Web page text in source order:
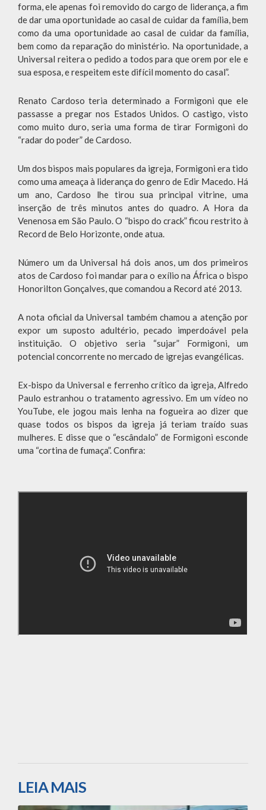
forma, ele apenas foi removido do cargo de liderança, a fim
de dar uma oportunidade ao casal de cuidar da família, bem
como da uma oportunidade ao casal de cuidar da família,
bem como da reparação do ministério. Na oportunidade, a
Universal reitera o pedido a todos para que orem por ele e
sua esposa, e respeitem este difícil momento do casal”.
Renato Cardoso teria determinado a Formigoni que ele
passasse a pregar nos Estados Unidos. O castigo, visto
como muito duro, seria uma forma de tirar Formigoni do
“radar do poder” de Cardoso.
Um dos bispos mais populares da igreja, Formigoni era tido
como uma ameaça à liderança do genro de Edir Macedo. Há
um ano, Cardoso lhe tirou sua principal vitrine, uma
inserção de três minutos antes do quadro. A Hora da
Venenosa em São Paulo. O “bispo do crack” ficou restrito à
Record de Belo Horizonte, onde atua.
Número um da Universal há dois anos, um dos primeiros
atos de Cardoso foi mandar para o exílio na África o bispo
Honorilton Gonçalves, que comandou a Record até 2013.
A nota oficial da Universal também chamou a atenção por
expor um suposto adultério, pecado imperdoável pela
instituição. O objetivo seria “sujar” Formigoni, um
potencial concorrente no mercado de igrejas evangélicas.
Ex-bispo da Universal e ferrenho crítico da igreja, Alfredo
Paulo estranhou o tratamento agressivo. Em um vídeo no
YouTube, ele jogou mais lenha na fogueira ao dizer que
quase todos os bispos da igreja já teriam traído suas
mulheres. E disse que o “escândalo” de Formigoni esconde
uma “cortina de fumaça”. Confira:
LEIA MAIS